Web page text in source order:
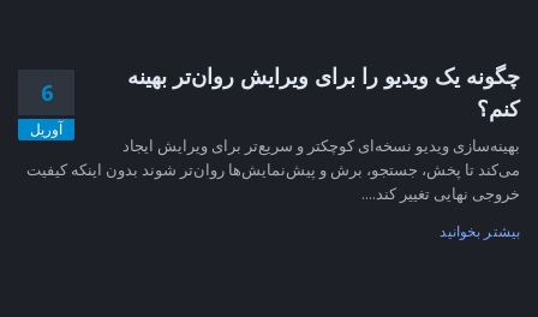
6
آوریل
چگونه یک ویدیو را برای ویرایش روان‌تر بهینه
کنم؟
بهینه‌سازی ویدیو نسخه‌ای کوچکتر و سریع‌تر برای ویرایش ایجاد
می‌کند تا پخش، جستجو، برش و پیش‌نمایش‌ها روان‌تر شوند بدون اینکه کیفیت
خروجی نهایی تغییر کند....
بیشتر بخوانید